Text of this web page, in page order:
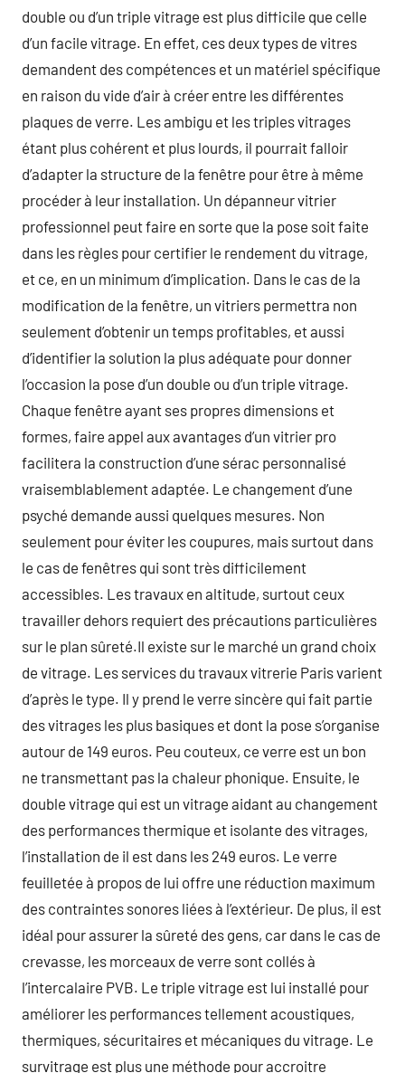
double ou d’un triple vitrage est plus difficile que celle
d’un facile vitrage. En effet, ces deux types de vitres
demandent des compétences et un matériel spécifique
en raison du vide d’air à créer entre les différentes
plaques de verre. Les ambigu et les triples vitrages
étant plus cohérent et plus lourds, il pourrait falloir
d’adapter la structure de la fenêtre pour être à même
procéder à leur installation. Un dépanneur vitrier
professionnel peut faire en sorte que la pose soit faite
dans les règles pour certifier le rendement du vitrage,
et ce, en un minimum d’implication. Dans le cas de la
modification de la fenêtre, un vitriers permettra non
seulement d’obtenir un temps profitables, et aussi
d’identifier la solution la plus adéquate pour donner
l’occasion la pose d’un double ou d’un triple vitrage.
Chaque fenêtre ayant ses propres dimensions et
formes, faire appel aux avantages d’un vitrier pro
facilitera la construction d’une sérac personnalisé
vraisemblablement adaptée. Le changement d’une
psyché demande aussi quelques mesures. Non
seulement pour éviter les coupures, mais surtout dans
le cas de fenêtres qui sont très difficilement
accessibles. Les travaux en altitude, surtout ceux
travailler dehors requiert des précautions particulières
sur le plan sûreté.Il existe sur le marché un grand choix
de vitrage. Les services du travaux vitrerie Paris varient
d’après le type. Il y prend le verre sincère qui fait partie
des vitrages les plus basiques et dont la pose s’organise
autour de 149 euros. Peu couteux, ce verre est un bon
ne transmettant pas la chaleur phonique. Ensuite, le
double vitrage qui est un vitrage aidant au changement
des performances thermique et isolante des vitrages,
l’installation de il est dans les 249 euros. Le verre
feuilletée à propos de lui offre une réduction maximum
des contraintes sonores liées à l’extérieur. De plus, il est
idéal pour assurer la sûreté des gens, car dans le cas de
crevasse, les morceaux de verre sont collés à
l’intercalaire PVB. Le triple vitrage est lui installé pour
améliorer les performances tellement acoustiques,
thermiques, sécuritaires et mécaniques du vitrage. Le
survitrage est plus une méthode pour accroitre